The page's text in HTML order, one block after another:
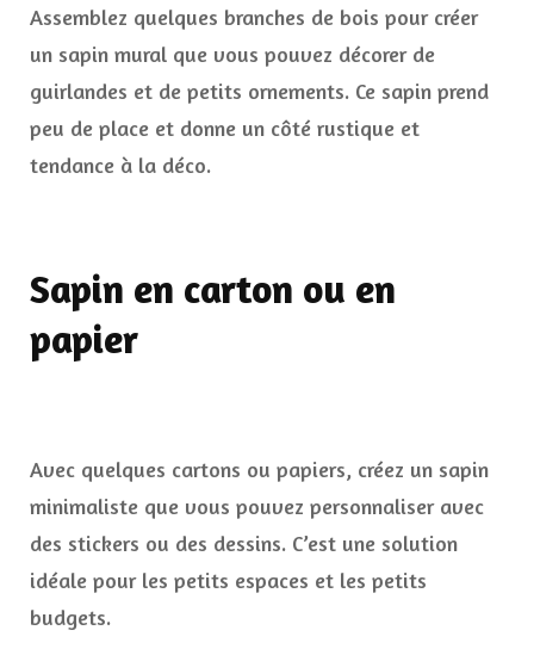
Assemblez quelques branches de bois pour créer
un sapin mural que vous pouvez décorer de
guirlandes et de petits ornements. Ce sapin prend
peu de place et donne un côté rustique et
tendance à la déco.
Sapin en carton ou en
papier
Avec quelques cartons ou papiers, créez un sapin
minimaliste que vous pouvez personnaliser avec
des stickers ou des dessins. C’est une solution
idéale pour les petits espaces et les petits
budgets.